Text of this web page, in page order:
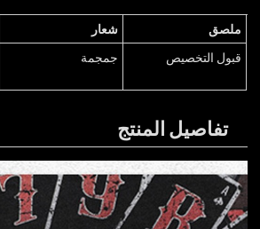
ملصق شعار
قبول التخصيص
جمجمة
تفاصيل المنتج